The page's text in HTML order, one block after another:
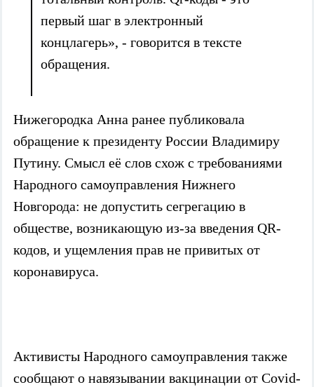
первый шаг в электронный
концлагерь», - говорится в тексте
обращения.
Нижегородка Анна ранее публиковала
обращение к президенту России Владимиру
Путину. Смысл её слов схож с требованиями
Народного самоуправления Нижнего
Новгорода: не допустить сегрегацию в
обществе, возникающую из-за введения QR-
кодов, и ущемления прав не привитых от
коронавируса.
Активисты Народного самоуправления также
сообщают о навязывании вакцинации от Covid-